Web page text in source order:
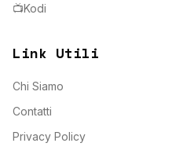
📺Kodi
Link Utili
Chi Siamo
Contatti
Privacy Policy